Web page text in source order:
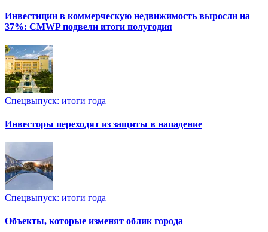
Инвестиции в коммерческую недвижимость выросли на
37%: CMWP подвели итоги полугодия
Спецвыпуск: итоги года
Инвесторы переходят из защиты в нападение
Спецвыпуск: итоги года
Объекты, которые изменят облик города